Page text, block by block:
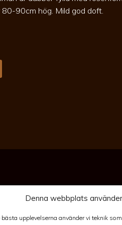
Denna webbplats
bästa upplevelserna använder vi teknik
90cm hög. Mild god doft.
Anläggning